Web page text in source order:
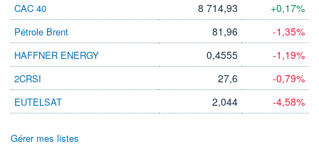
CAC 40
8 714,93 +0,17%
Pétrole Brent 81,96 -1,35%
HAFFNER ENERGY 0,4555 -1,19%
2CRSI 27,6 -0,79%
EUTELSAT 2,044 -4,58%
Gérer mes listes